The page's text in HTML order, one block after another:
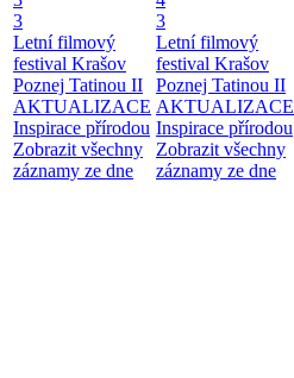
3
Letní filmový
festival Krašov
Poznej Tatinou II
AKTUALIZACE
Inspirace přírodou
Zobrazit všechny
záznamy ze dne
3
Letní filmový
festival Krašov
Poznej Tatinou II
AKTUALIZACE
Inspirace přírodou
Zobrazit všechny
záznamy ze dne